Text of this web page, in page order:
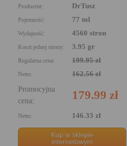
Producent: DrTusz
Pojemność: 77 ml
Wydajność: 4560 stron
Koszt jednej strony: 3.95 gr
Regularna cena: 199.95 zł
Netto: 162.56 zł
Promocyjna
cena:
179.99 zł
Netto: 146.33 zł
Kup w sklepie
internetowym